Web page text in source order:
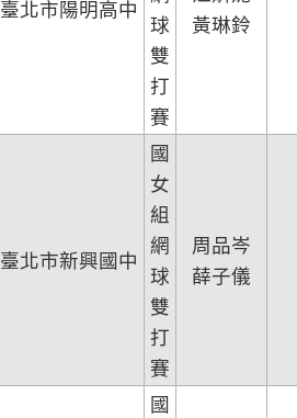
臺北市陽明高中
球
雙
打
賽
黃琳鈴
臺北市新興國中
國
女
組
網
球
雙
打
賽
周品岑
薛子儀
國